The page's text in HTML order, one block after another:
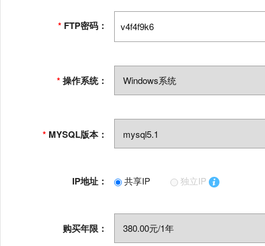
* FTP密码：
*操作系统：
* MYSQL版本：
IP地址： 共享IP 独立IP
购买年限：